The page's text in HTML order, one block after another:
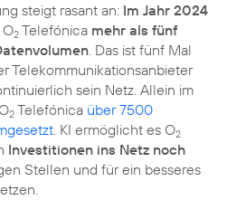
steigt rasant an: Im Jahr 2024
2 Telefónica mehr als fünf
. Das ist fünf Mal
Telekommunikationsanbieter
sein Netz. Allein im
2 Telefónica über 7500
. KI ermöglicht es O2
Investitionen ins Netz noch
Stellen und für ein besseres